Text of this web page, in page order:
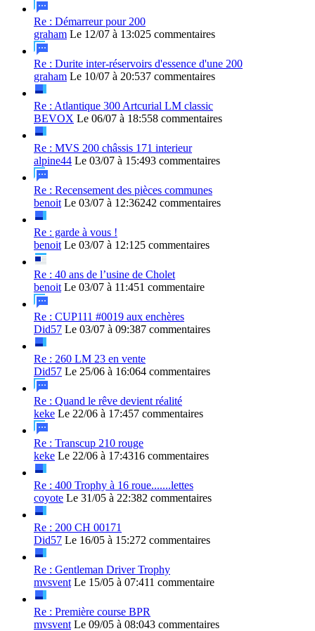
Re : Démarreur pour 200
graham Le 12/07 à 13:025 commentaires
Re : Durite inter-réservoirs d'essence d'une 200
graham Le 10/07 à 20:537 commentaires
Re : Atlantique 300 Artcurial LM classic
BEVOX Le 06/07 à 18:558 commentaires
Re : MVS 200 châssis 171 interieur
alpine44 Le 03/07 à 15:493 commentaires
Re : Recensement des pièces communes
benoit Le 03/07 à 12:36242 commentaires
Re : garde à vous !
benoit Le 03/07 à 12:125 commentaires
Re : 40 ans de l’usine de Cholet
benoit Le 03/07 à 11:451 commentaire
Re : CUP111 #0019 aux enchères
Did57 Le 03/07 à 09:387 commentaires
Re : 260 LM 23 en vente
Did57 Le 25/06 à 16:064 commentaires
Re : Quand le rêve devient réalité
keke Le 22/06 à 17:457 commentaires
Re : Transcup 210 rouge
keke Le 22/06 à 17:4316 commentaires
Re : 400 Trophy à 16 roue.......lettes
coyote Le 31/05 à 22:382 commentaires
Re : 200 CH 00171
Did57 Le 16/05 à 15:272 commentaires
Re : Gentleman Driver Trophy
mvsvent Le 15/05 à 07:411 commentaire
Re : Première course BPR
mvsvent Le 09/05 à 08:043 commentaires